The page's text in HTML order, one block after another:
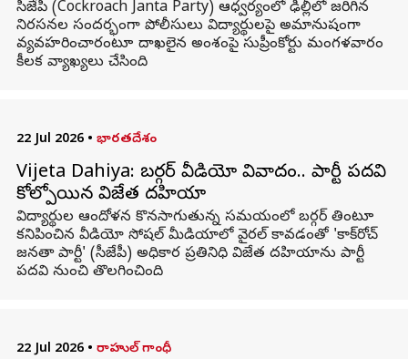
సీజేపీ (Cockroach Janta Party) ఆధ్వర్యంలో ఢిల్లీలో జరిగిన
నిరసనల సందర్భంగా పోలీసులు విద్యార్థులపై అమానుషంగా
వ్యవహరించారంటూ దాఖలైన అంశంపై సుప్రీంకోర్టు మంగళవారం
కీలక వ్యాఖ్యలు చేసింది.
22 Jul 2026 • భారతదేశం
Vijeta Dahiya: బర్గర్ వీడియో వివాదం.. పార్టీ పదవి
కోల్పోయిన విజేత దహియా
విద్యార్థుల ఆందోళన కొనసాగుతున్న సమయంలో బర్గర్ తింటూ
కనిపించిన వీడియో సోషల్ మీడియాలో వైరల్ కావడంతో 'కాక్‌రోచ్
జనతా పార్టీ' (సీజేపీ) అధికార ప్రతినిధి విజేత దహియాను పార్టీ
పదవి నుంచి తొలగించింది.
22 Jul 2026 • రాహుల్ గాంధీ